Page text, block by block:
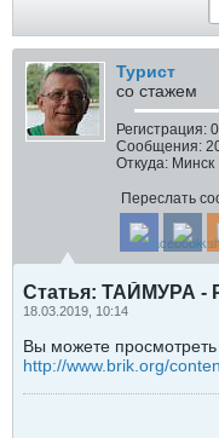
Турист
со стажем
Регистрация:
Сообщения:
Откуда: Минск
Переслать
Статья: ТАЙМУРА -
18.03.2019, 10:14
Вы можете просмотреть
http://www.brik.org/